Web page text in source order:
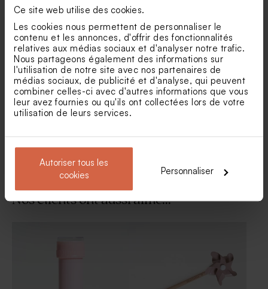
Ce site web utilise des cookies.
Les cookies nous permettent de personnaliser le
contenu et les annonces, d'offrir des fonctionnalités
relatives aux médias sociaux et d'analyser notre trafic.
Nous partageons également des informations sur
l'utilisation de notre site avec nos partenaires de
médias sociaux, de publicité et d'analyse, qui peuvent
combiner celles-ci avec d'autres informations que vous
leur avez fournies ou qu'ils ont collectées lors de votre
utilisation de leurs services.
Autoriser tous les
cookies
Personnaliser
Dragées baptême nude 1 kg
(± 240 ex)
Petit autocollant naissance
photo et texte
Voir +
Nos clients ont aussi aimé...